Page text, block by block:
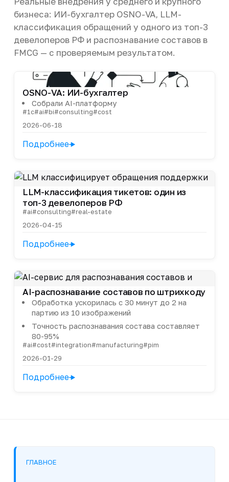
бизнеса: ИИ-бухгалтер OSNO-VA, LLM-
классификация обращений у одного из топ-3
девелоперов РФ и распознавание составов в
FMCG — с проверяемым результатом.
OSNO-VA: ИИ-бухгалтер
Собрали AI-платформу
#1c#ai#bi#consulting#cost
2026-06-18
Подробнее
LLM-классификация тикетов: один из
топ-3 девелоперов РФ
#ai#consulting#real-estate
2026-04-15
Подробнее
AI-распознавание составов по штрихкоду
Обработка ускорилась с 30 минут до 2 на
партию из 10 изображений
Точность распознавания состава составляет
80-95%
#ai#cost#integration#manufacturing#pim
2026-01-29
Подробнее
ГЛАВНОЕ